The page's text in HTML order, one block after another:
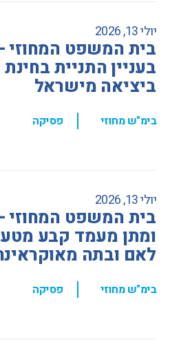
יולי 13, 2026
בית המשפט המחוזי
בעניין התניית
ביציאה מישראל
בימ"ש מחוזי , פסיקה
יולי 13, 2026
בית המשפט המחוזי
ומתן מעמד קבע
לאם ובתה
בימ"ש מחוזי , פסיקה